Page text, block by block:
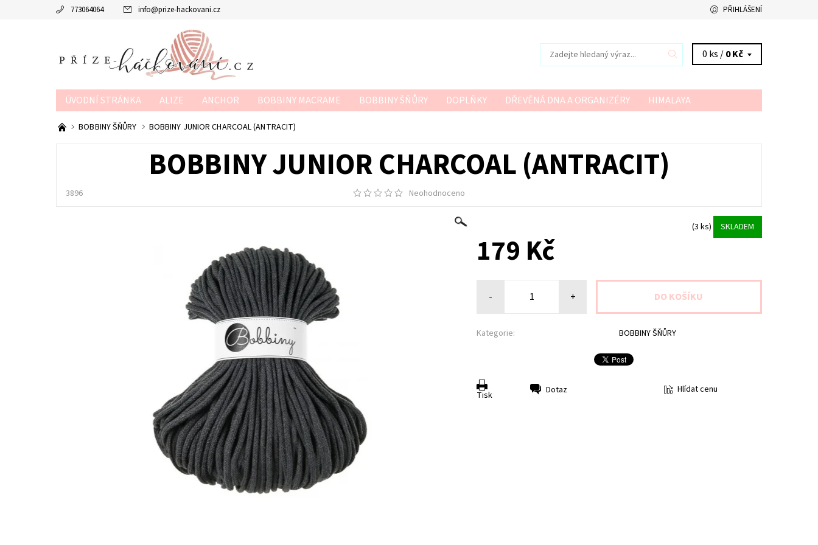
773064064 info@prize-hackovani.cz PŘIHLÁŠENÍ
0 ks /0 Kč
ÚVODNÍ STRÁNKA ALIZE ANCHOR BOBBINY MACRAME BOBBINY ŠŇŮRY DOPLŇKY DŘEVĚNÁ DNA A ORGANIZÉRY
HIMALAYA
MTP
NAKO POUKAZY SCHACHENMAYR SZNURKOWO
BOBBINY ŠŇŮRY BOBBINY JUNIOR CHARCOAL (ANTRACIT)
BOBBINY JUNIOR CHARCOAL (ANTRACIT)
3896 Neohodnoceno
(3 ks) SKLADEM
179 Kč
- +
Kategorie: BOBBINY ŠŇŮRY
Tisk Dotaz Hlídat cenu